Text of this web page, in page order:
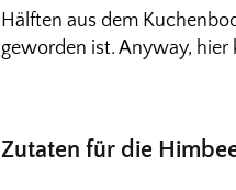
Hälften aus dem
geworden ist. Anyway,
Zutaten für die